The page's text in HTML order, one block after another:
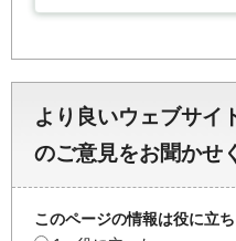
より良いウェブサイ
のご意見をお聞かせ
このページの情報は役に立